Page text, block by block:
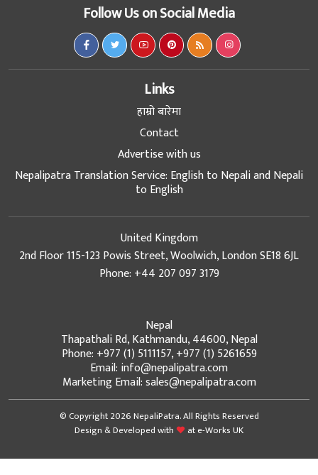
Follow Us on Social Media
Links
हाम्रो बारेमा
Contact
Advertise with us
Nepalipatra Translation Service: English to Nepali and Nepali
to English
United Kingdom
2nd Floor 115-123 Powis Street, Woolwich, London SE18 6JL
Phone: +44 207 097 3179
Nepal
Thapathali Rd, Kathmandu, 44600, Nepal
Phone: +977 (1) 5111157, +977 (1) 5261659
Email: info@nepalipatra.com
Marketing Email: sales@nepalipatra.com
© Copyright 2026 NepaliPatra. All Rights Reserved
Design & Developed with
ate-Works UK